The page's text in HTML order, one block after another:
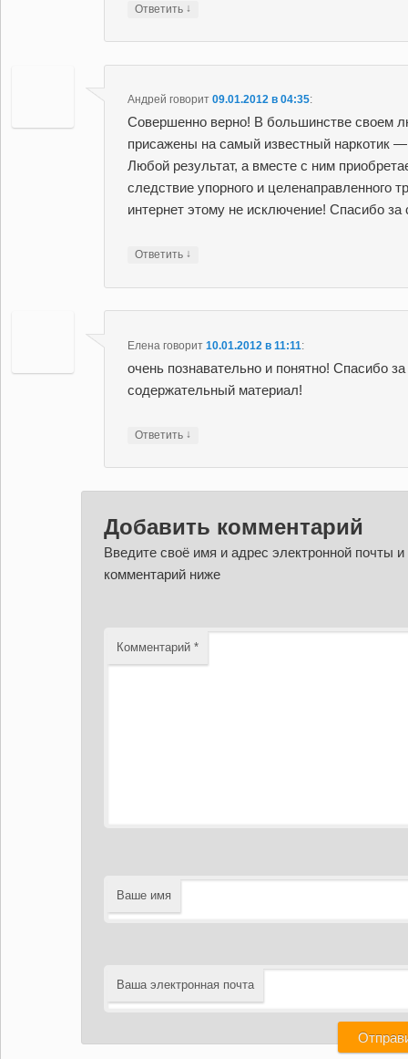
Ответить ↓
Андрей говорит 09.01.2012 в 04:35:
Совершенно верно! В большинстве своем
присажены на самый известный наркотик
Любой результат, а вместе с ним
следствие упорного и целенаправленного
интернет этому не исключение! Спасибо за
Ответить ↓
Елена говорит 10.01.2012 в 11:11:
очень познавательно и понятно! Спасибо за
содержательный материал!
Ответить ↓
Добавить комментарий
Введите своё имя и адрес электронной почты и
комментарий ниже
Комментарий*
Ваше имя
Ваша электронная почта